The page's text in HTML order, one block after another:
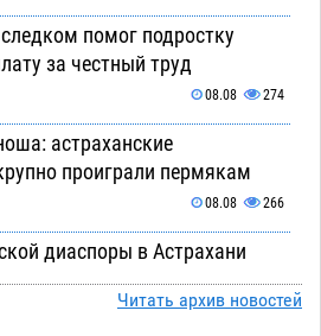
помог подростку
за честный труд
08.08 274
астраханские
проиграли пермякам
08.08 266
диаспоры в Астрахани
молодого лихача с улицы
08.08 644
Читать архив новостей